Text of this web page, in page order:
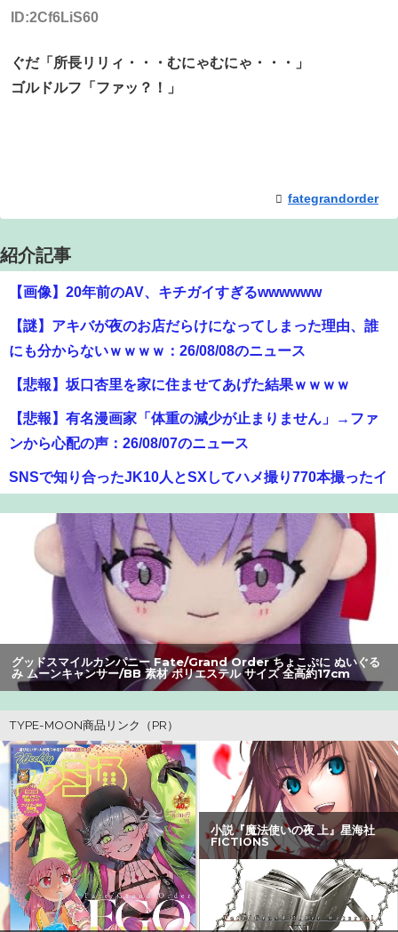
ID:2Cf6LiS60
ぐだ「所長リリィ・・・むにゃむにゃ・・・」
ゴルドルフ「ファッ？！」
fategrandorder
紹介記事
【画像】20年前のAV、キチガイすぎるwwwwww
【謎】アキバが夜のお店だらけになってしまった理由、誰
にも分からないｗｗｗｗ：26/08/08のニュース
【悲報】坂口杏里を家に住ませてあげた結果ｗｗｗｗ
【悲報】有名漫画家「体重の減少が止まりません」→ファ
ンから心配の声：26/08/07のニュース
SNSで知り合ったJK10人とSXしてハメ撮り770本撮ったイ
【画像】オタク「実際にプレイしたらわかるけどライザは
友達って感じで性的な目では見れないｗ」←これｗｗｗ
ｗ：26/08/06のニュース
【画像】坂口杏里、逃走してウカスまで晒されるｗｗｗｗ
ｗ
【爆笑】最近のオスガキ、名前がダサすぎるｗｗｗｗ ：
【衝撃】34歳ニート、『エロ漫画』で人生逆転
【画像】美人すぎる女医、ガチで見つかる。めちゃくちゃ
いいべｗｗｗｗ ：26/08/04のニュース
【画像】ハンターハンターさん、ガチで最強の新能力を登
場させてしまうｗｗｗｗｗｗｗ
【画像】女さん、ミニ過ぎる浴衣を着た写真を投稿して叩
かれるｗｗｗｗ
グッドスマイルカンパニー Fate/Grand Order ちょこぷに ぬいぐる
み ムーンキャンサー/BB 素材 ポリエステル サイズ 全高約17cm